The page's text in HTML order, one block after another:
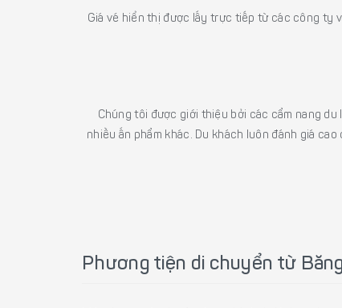
Giá vé hiển thị được lấy trực tiếp từ các công ty
Chúng tôi được giới thiệu bởi các cẩm nang
nhiều ấn phẩm khác. Du khách luôn đánh giá
Phương tiện di chuyển từ